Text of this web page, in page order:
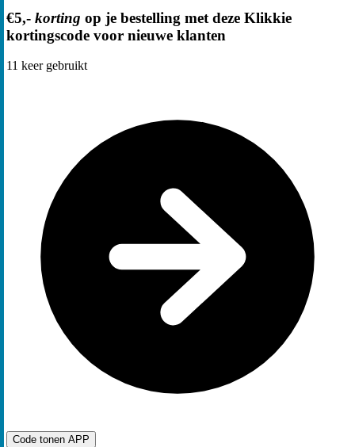
€5,- korting op je bestelling met deze Klikkie
kortingscode voor nieuwe klanten
11 keer gebruikt
Code tonen APP